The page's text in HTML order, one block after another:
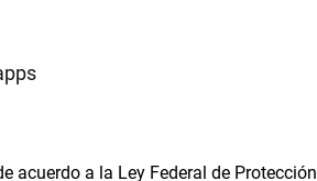
acuerdo a la Ley Federal de Protección